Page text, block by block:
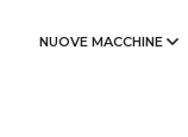
NUOVE MACCHINE